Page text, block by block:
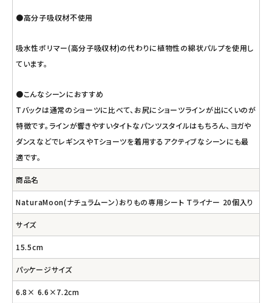
●高分子吸収材不使用
吸水性ポリマー(高分子吸収材)の代わりに植物性の綿状パルプを使用し
ています。
●こんなシーンにおすすめ
Tバックは通常のショーツに比べて、お尻にショーツラインが出にくいのが
特徴です。ラインが響きやすいタイトなパンツスタイルはもちろん、ヨガや
ダンスなどでレギンスやTショーツを着用するアクティブなシーンにも最
適です。
商品名
NaturaMoon(ナチュラムーン）おりもの専用シート Ｔライナー 20個入り
サイズ
15.5cm
パッケージサイズ
6.8× 6.6×7.2cm